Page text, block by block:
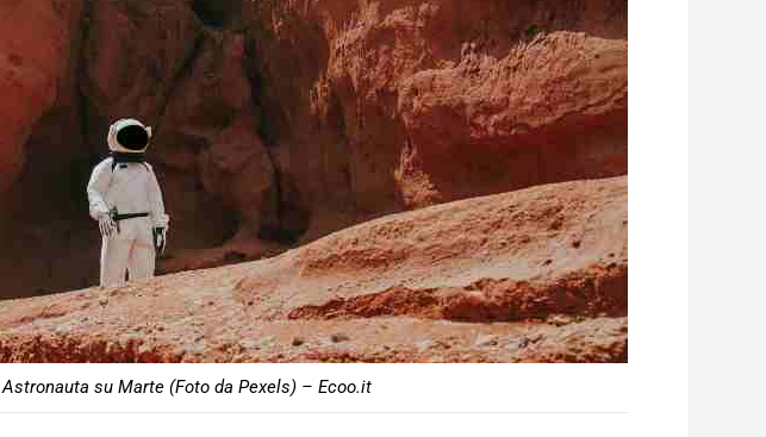
Astronauta su Marte (Foto da Pexels) – Ecoo.it